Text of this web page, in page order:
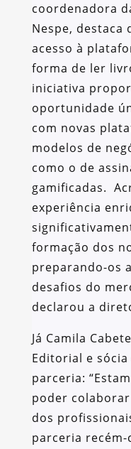
coordenadora
Nespe, destaca
acesso à
forma de ler
iniciativa
oportunidade
com novas
modelos de
como o de
gamificadas.
experiência
formação dos
preparando-os
desafios do
declarou a
Já Camila
Editorial e
parceria:
poder
dos
parceria